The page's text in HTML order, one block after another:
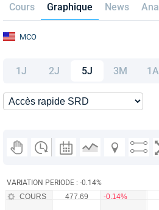
Cours Graphique News
MCO
1J 2J 5J 3M 1A
VARIATION PERIODE : -0.14%
COURS 477.69 -0.14%